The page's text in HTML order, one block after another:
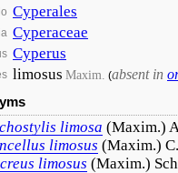
Cyperales
Cyperaceae
Cyperus
limosus Maxim. (absent in
limosa (Maxim.)
limosus (Maxim.)
limosus (Maxim.)